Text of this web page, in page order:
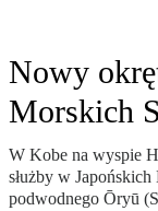
Nowy
Morskich
W Kobe na wyspie
służby w
podwodnego Ōryū